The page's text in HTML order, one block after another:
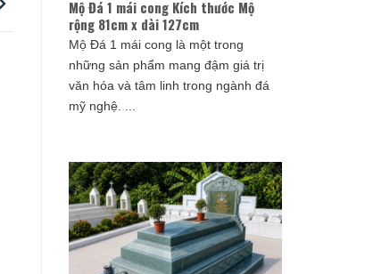
Mộ Đá 1 mái cong Kích thước Mộ
rộng 81cm x dài 127cm
Mộ Đá 1 mái cong là một trong
những sản phẩm mang đậm giá trị
văn hóa và tâm linh trong ngành đá
mỹ nghệ. ...